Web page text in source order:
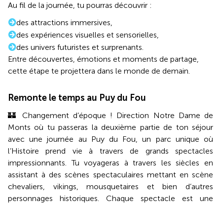
Au fil de la journée, tu pourras découvrir :
des attractions immersives,
des expériences visuelles et sensorielles,
des univers futuristes et surprenants.
Entre découvertes, émotions et moments de partage,
cette étape te projettera dans le monde de demain.
Remonte le temps au Puy du Fou
🏰 Changement d’époque ! Direction Notre Dame de
Monts où tu passeras la deuxième partie de ton séjour
avec une journée au Puy du Fou, un parc unique où
l’Histoire prend vie à travers de grands spectacles
impressionnants. Tu voyageras à travers les siècles en
assistant à des scènes spectaculaires mettant en scène
chevaliers, vikings, mousquetaires et bien d’autres
personnages historiques. Chaque spectacle est une